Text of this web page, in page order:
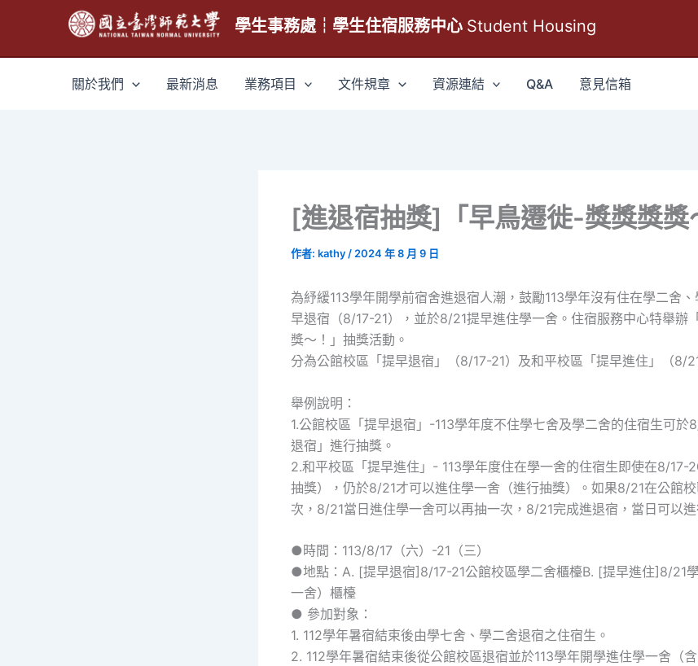
主
學生事務處┆學生住宿服務中心 Student Housing
關於我們 最新消息 業務項目 文件規章 資源連結 Q&A 意見信箱
[進退宿抽獎]「早鳥遷徙-獎獎獎獎
作者: kathy / 2024 年 8 月 9 日
為紓緩113學年開學前宿舍進退宿人潮，鼓勵113學年沒有住在學二舍
早退宿（8/17-21），並於8/21提早進住學一舍。住宿服務中心特舉辦
獎～！」抽獎活動。
分為公館校區「提早退宿」（8/17-21）及和平校區「提早進住」（8/
舉例說明：
1.公館校區「提早退宿」-113學年度不住學七舍及學二舍的住宿生可於
退宿」進行抽獎。
2.和平校區「提早進住」- 113學年度住在學一舍的住宿生即使在8/17-
抽獎），仍於8/21才可以進住學一舍（進行抽獎）。如果8/21在公館
次，8/21當日進住學一舍可以再抽一次，8/21完成進退宿，當日可以進
●時間：113/8/17（六）-21（三）
●地點：A. [提早退宿]8/17-21公館校區學二舍櫃檯B. [提早進住]8/21
一舍）櫃檯
● 參加對象：
1. 112學年暑宿結束後由學七舍、學二舍退宿之住宿生。
2. 112學年暑宿結束後從公館校區退宿並於113學年開學進住學一舍（含